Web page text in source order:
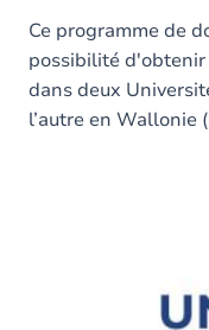
Ce programme de
possibilité
dans deux
l’autre en Wallonie